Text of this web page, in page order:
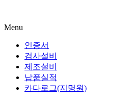
Menu
인증서
검사설비
제조설비
납품실적
카다로그(지명원)